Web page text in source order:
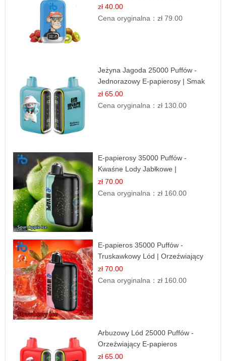
Owocowa Mieszanka
zł 40.00
Cena oryginalna：zł 79.00
Jeżyna Jagoda 25000 Puffów -
Jednorazowy E-papierosy | Smak
Leśnych Owoców
zł 65.00
Cena oryginalna：zł 130.00
E-papierosy 35000 Puffów -
Kwaśne Lody Jabłkowe |
Orzeźwiający Smak
zł 70.00
Cena oryginalna：zł 160.00
E-papieros 35000 Puffów -
Truskawkowy Lód | Orzeźwiający
Smak
zł 70.00
Cena oryginalna：zł 160.00
Arbuzowy Lód 25000 Puffów -
Orzeźwiający E-papieros
Jednorazowy
zł 65.00